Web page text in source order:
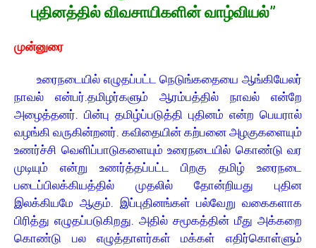
புதினத்தில் விவசாயிகளின் வாழ்வியல்”
முன்னுரை
உரைநடையில் எழுதப்பட்ட நெடுங்கதையை ஆங்கியேலர்
நாவல் என்பர்.தமிழர்களும் ஆரம்பத்தில் நாவல் என்றே
அழைத்தனர். பின்பு தமிழ்ப்படுத்தி புதினம் என்ற பெயரால்
வழங்கி வருகின்றனர். கவிதையின் கற்பனை அழகுகளையும்
உணர்ச்சி வெளிப்பாடுகளையும் உரைநடையில் கொண்டு வர
முடியும் என்று உணர்த்தப்பட்ட பிறகு தமிழ் உரைநடை
படைப்பிலக்கியத்தில் முதலில் தோன்றியது புதின
இலக்கியமே ஆகும். இப்புதினங்கள் பல்வேறு வகைகளாக
பிரித்து எழுதப்படுகிறது. அதில் சமூகத்தின் மீது அக்கறை
கொண்டு பல எழுத்தாளர்கள் மக்கள் எதிர்கொள்ளும்